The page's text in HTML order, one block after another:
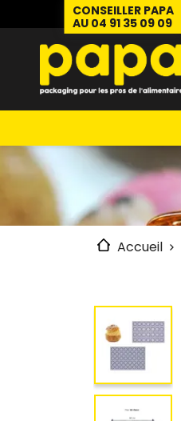
CONSEILLER PAPA
AU 04 91 35 09 09
Accueil